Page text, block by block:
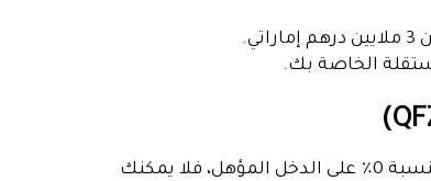
الخاصة بك.
إذا كان الكيان الخاص بك هو QFZP ويستفيد بالفعل من معدل ضريبة بنسبة 0٪ على الدخل المؤهل، فلا يمكنك